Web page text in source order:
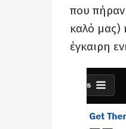
που πήραν
καλό μας)
έγκαιρη